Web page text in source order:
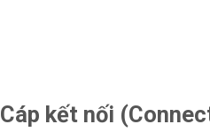
Cáp kết nối